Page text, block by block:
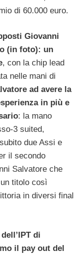
di 60.000 euro.
Giovanni
(in foto): un
, con la chip lead
nelle mani di
ad avere la
in più e
: la mano
3 suited,
due Assi e
il secondo
Salvatore che
titolo così
in diversi final
di
il pay out del